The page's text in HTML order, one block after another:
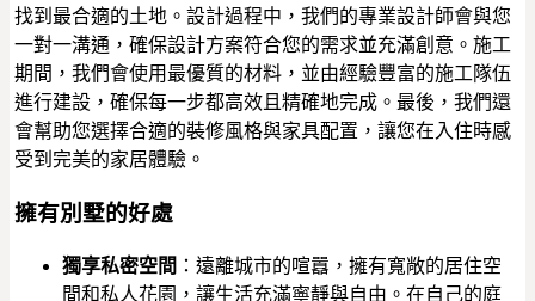
找到最合適的土地。設計過程中，我們的專業設計師會與您
一對一溝通，確保設計方案符合您的需求並充滿創意。施工
期間，我們會使用最優質的材料，並由經驗豐富的施工隊伍
進行建設，確保每一步都高效且精確地完成。最後，我們還
會幫助您選擇合適的裝修風格與家具配置，讓您在入住時感
受到完美的家居體驗。
擁有別墅的好處
獨享私密空間 ：遠離城市的喧囂，擁有寬敞的居住空
間和私人花園，讓生活充滿寧靜與自由。在自己的庭